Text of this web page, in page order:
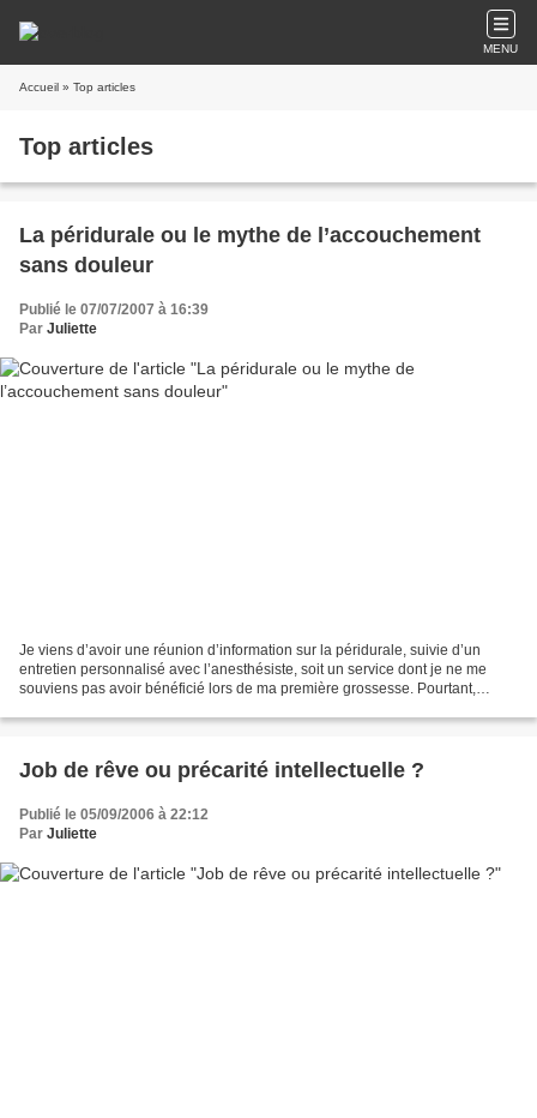
MENU
Accueil » Top articles
Top articles
La péridurale ou le mythe de l’accouchement
sans douleur
Publié le 07/07/2007 à 16:39
Par Juliette
Je viens d’avoir une réunion d’information sur la péridurale, suivie d’un
entretien personnalisé avec l’anesthésiste, soit un service dont je ne me
souviens pas avoir bénéficié lors de ma première grossesse. Pourtant,
Job de rêve ou précarité intellectuelle ?
Publié le 05/09/2006 à 22:12
Par Juliette